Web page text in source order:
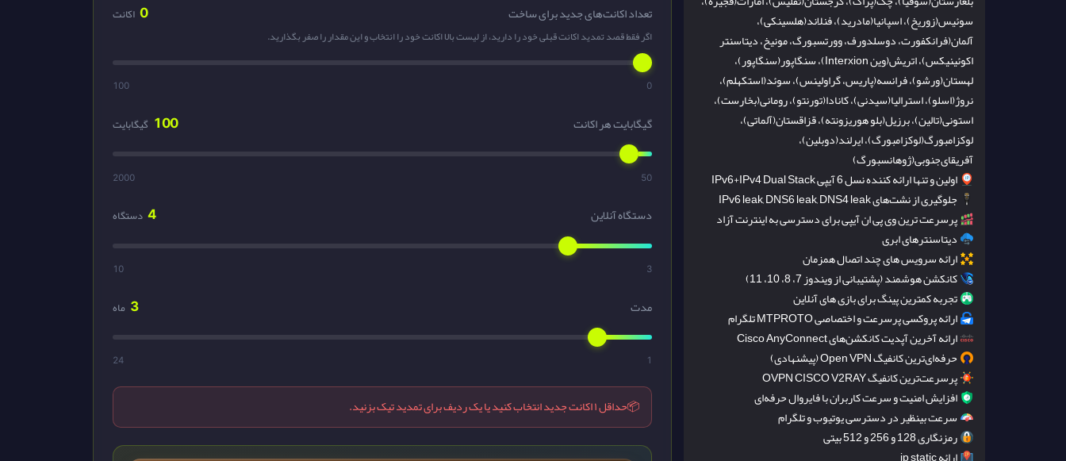
تعداد اکانت‌های جدید برای ساخت 0 اکانت
اگر فقط قصد تمدید اکانت قبلی خود را دارید، از لیست بالا اکانت خود را انتخاب و این مقدار را صفر بگذارید.
0
100
گیگابایت هر اکانت 100 گیگابایت
50
2000
دستگاه آنلاین 4 دستگاه
3
10
مدت 3 ماه
1
24
📦حداقل ۱ اکانت جدید انتخاب کنید یا یک ردیف برای تمدید تیک بزنید.
سوئیس(زوریخ)، اسپانیا(مادرید)، فنلاند(هلسینکی)،
آلمان(فرانکفورت، دوسلدورف، وورتسبورگ، مونیخ، دیتاسنتر
اکوئینیکس)، اتریش(وین Interxion)، سنگاپور(سنگاپور)،
لهستان(ورشو)، فرانسه(پاریس، گراولینس)، سوئد(استکهلم)،
نروژ(اسلو)، استرالیا(سیدنی)، کانادا(تورنتو)، رومانی(بخارست)،
استونی(تالین)، برزیل(بلو هوریزونته)، قزاقستان(آلماتی)،
لوکزامبورگ(لوکزامبورگ)، ایرلند(دوبلین)،
آفریقای‌جنوبی(ژوهانسبورگ)
اولین و تنها ارائه کننده نسل 6 آیپی IPv6+IPv4 Dual Stack
جلوگیری از نشت‌های IPv6 leak, DNS6 leak, DNS4 leak
پرسرعت ترین وی پی ان آیپی برای دسترسی به اینترنت آزاد
دیتاسنترهای ابری
ارائه سرویس های چند اتصال همزمان
کانکشن هوشمند (پشتیبانی از ویندوز 7، 8، 10، 11)
تجربه کمترین پینگ برای بازی های آنلاین
ارائه پروکسی پرسرعت و اختصاصی MTPROTO تلگرام
ارائه آخرین آپدیت کانکشن‌های Cisco AnyConnect
حرفه‌ای‌ترین کانفیگ Open VPN (پیشنهادی)
پرسرعت‌ترین کانفیگ OVPN CISCO V2RAY
افزایش امنیت و سرعت کاربران با فایروال حرفه‌ای
سرعت بینظیر در دسترسی یوتیوب و تلگرام
رمزنگاری 128 و 256 و 512 بیتی